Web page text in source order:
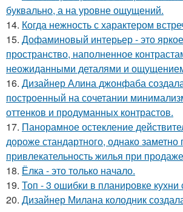
буквально, а на уровне ощущений.
14. Когда нежность с характером
15. Дофаминовый интерьер - это
пространство, наполненное
неожиданными деталями и
16. Дизайнер Алина джонфаба
построенный на сочетании
оттенков и продуманных контрастов.
17. Панорамное остекление
дороже стандартного, однако
привлекательность жилья при
18. Ёлка - это только начало.
19. Топ - 3 ошибки в планировке кухни
20. Дизайнер Милана колодник